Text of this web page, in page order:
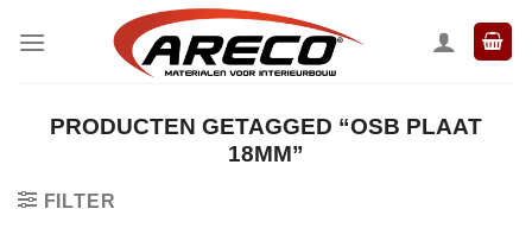
naar
PRODUCTEN GETAGGED “OSB PLAAT
18MM”
FILTER